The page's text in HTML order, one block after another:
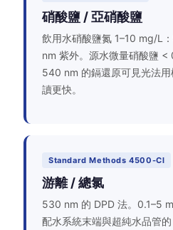
硝酸鹽 / 亞硝酸鹽
飲用水硝酸鹽氮 1–10 mg/L
nm 紫外。源水微量硝酸鹽 <
540 nm 的鎘還原可見光法
讀更快。
Standard Methods 4500-Cl
游離 / 總氯
530 nm 的 DPD 法。0.1–5
配水系統末端與超純水品管